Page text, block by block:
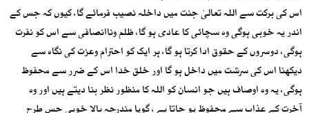
اس کی برکت سے اللہ تعالیٰ جنت میں داخلہ نصیب فرمائے گا، کیوں کہ جس کے
اندر یہ خوبی ہوگی وہ سچائی کا عادی ہو گا، ظلم وناانصافی سے اس کو نفرت
ہوگی، دوسروں کے حقوق ادا کرتا ہو گا، ہر ایک کو احترام وعزت کی نگاہ سے
دیکھنا اس کی سرشت میں داخل ہو گا اور خلق خدا اس کے ضرر سے محفوظ
ہوگی، یہ وہ اوصاف ہیں جو انسان کو اللہ کا منظور نظر بنا دیتے ہیں اور وہ